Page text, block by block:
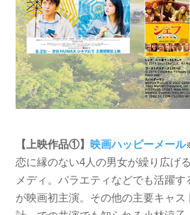
【上映作品①】 映画ハッピーメール
恋に縁のない4人の男女が繰り広げ
メディ。バラエティなどでも活躍
が映画初主演。その他の主要キャ